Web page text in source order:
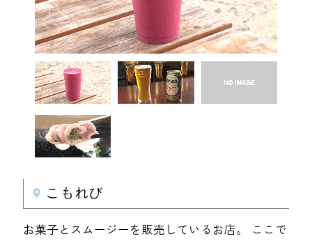
こもれび
お菓子とスムージーを販売しているお店。 ここで